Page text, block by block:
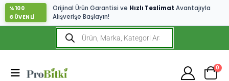
%100
GÜVENLİ
Orijinal Ürün Garantisi ve Hızlı Teslimat Avantajıyla
Alışverişe Başlayın!
0